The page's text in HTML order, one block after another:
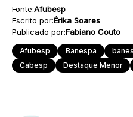
Fonte:Afubesp
Escrito por:Érika Soares
Publicado por:Fabiano Couto
Afubesp Banespa
Cabesp
Destaque Menor